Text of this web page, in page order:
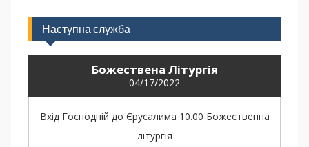
Наступна служба
Божествена Літургія
04/17/2022
Вхід Господній до Єрусалима 10.00 Божественна
літургія